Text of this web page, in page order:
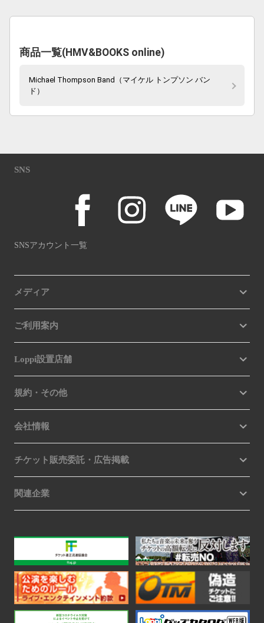
商品一覧(HMV&BOOKS online)
Michael Thompson Band（マイケル トンプソン バン
ド）
SNS
SNSアカウント一覧
メディア
ご利用案内
Loppi設置店舗
規約・その他
会社情報
チケット販売委託・広告掲載
関連企業